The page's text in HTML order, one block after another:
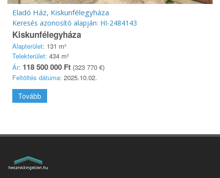
Eladó Ház, Kiskunfélegyháza
Keresés azonosító alapján: HI-2484143
Kiskunfélegyháza
Alapterület: 131 m²
Telekterület: 434 m²
Ár: 118 500 000 Ft (323 770 €)
Feltöltés dátuma: 2025.10.02.
Tovább